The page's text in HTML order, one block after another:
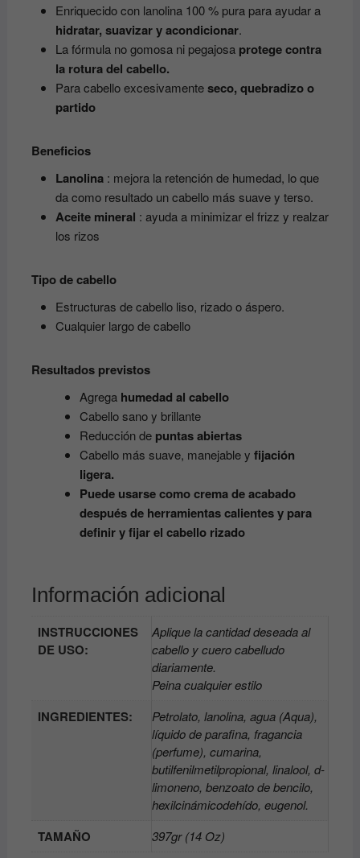
Enriquecido con lanolina 100 % pura para ayudar a
hidratar, suavizar y acondicionar.
La fórmula no gomosa ni pegajosa protege contra
la rotura del cabello.
Para cabello excesivamenteseco, quebradizo o
partido
Beneficios
Lanolina: mejora la retención de humedad, lo que
da como resultado un cabello más suave y terso.
Aceite mineral : ayuda a minimizar el frizz y realzar
los rizos
Tipo de cabello
Estructuras de cabello liso, rizado o áspero.
Cualquier largo de cabello
Resultados previstos
Agrega humedad al cabello
Cabello sano y brillante
Reducción de puntas abiertas
Cabello más suave, manejable y fijación
ligera.
Puede usarse como crema de acabado
después de herramientas calientes y para
definir y fijar el cabello rizado
Información adicional
INSTRUCCIONES
DE USO:
Aplique la cantidad deseada al
cabello y cuero cabelludo
diariamente.
Peina cualquier estilo
INGREDIENTES:
Petrolato, lanolina, agua (Aqua),
líquido de parafina, fragancia
(perfume), cumarina,
butilfenilmetilpropional, linalool, d-
limoneno, benzoato de bencilo,
hexilcinámicodehído, eugenol.
TAMAÑO 397gr (14 Oz)